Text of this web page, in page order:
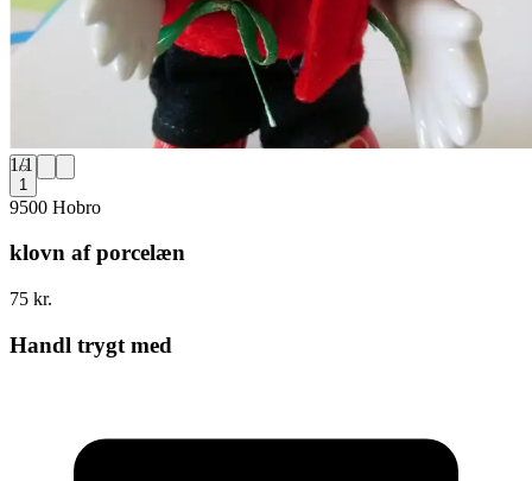
1/1
1
9500 Hobro
klovn af porcelæn
75 kr.
Handl trygt med